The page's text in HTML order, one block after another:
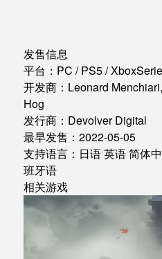
发售信息
平台：PC / PS5 /
开发商：Leonard
Hog
发行商：Devolver Digital
最早发售：2022-05-05
支持语言：日语 英语 简体
班牙语
相关游戏